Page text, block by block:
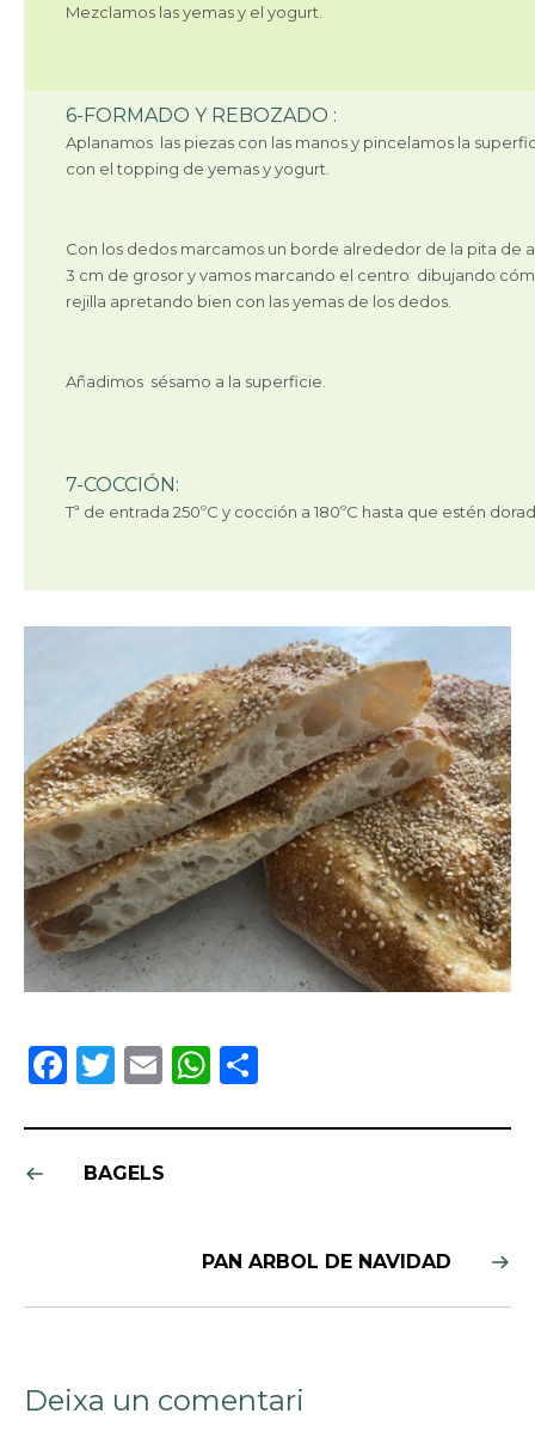
Mezclamos las yemas y el yogurt.
6-FORMADO Y REBOZADO :
Aplanamos las piezas con las manos y pincelamos la
con el topping de yemas y yogurt.
Con los dedos marcamos un borde alrededor de la pita de
3 cm de grosor y vamos marcando el centro dibujando
rejilla apretando bien con las yemas de los dedos.
Añadimos sésamo a la superficie.
7-COCCIÓN:
Tª de entrada 250ºC y cocción a 180ºC hasta que estén
Facebook
Twitter
EmailWhatsApp
BAGELS
PAN ARBOL DE NAVIDAD
Deixa un comentari